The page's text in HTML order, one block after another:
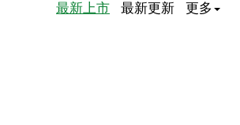
最新上市 最新更新 更多